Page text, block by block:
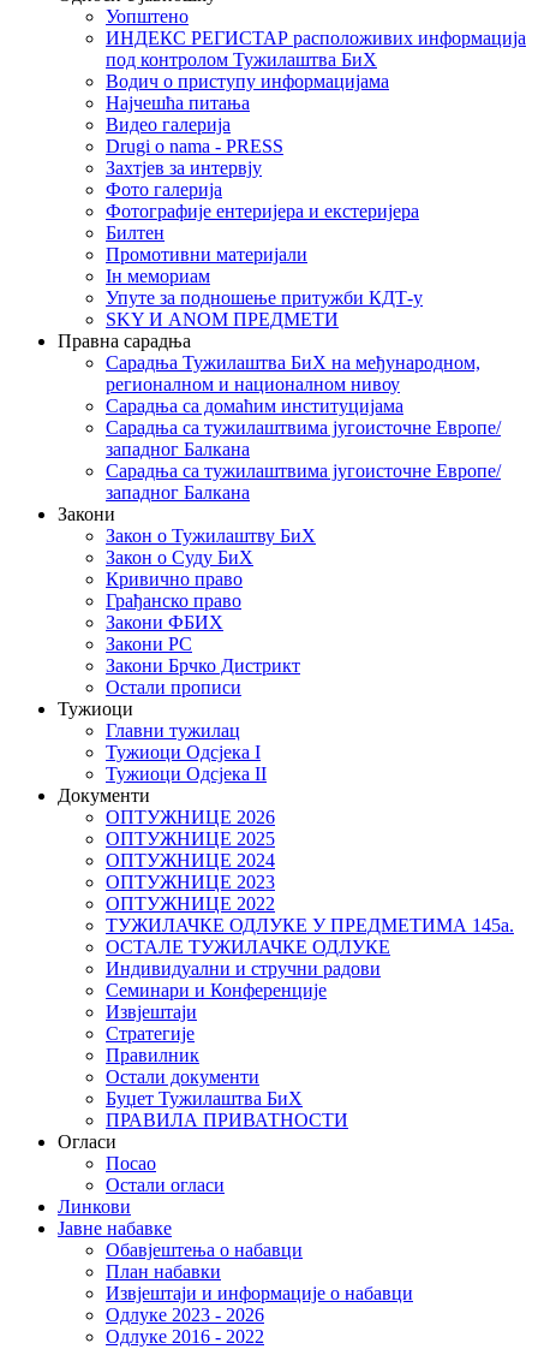
Уопштено
ИНДЕКС РЕГИСТАР расположивих информација
под контролом Тужилаштва БиХ
Водич о приступу информацијама
Најчешћа питања
Видео галерија
Drugi o nama - PRESS
Захтјев за интервју
Фото галерија
Фотографије ентеријера и екстеријера
Билтен
Промотивни материјали
Iн мемориам
Упуте за подношење притужби КДТ-у
SKY И ANOM ПРЕДМЕТИ
Правна сарадња
Сарадња Тужилаштва БиХ на међународном,
регионалном и националном нивоу
Сарадња са домаћим институцијама
Сарадња са тужилаштвима југоисточне Европе/
западног Балкана
Сарадња са тужилаштвима југоисточне Европе/
западног Балкана
Закони
Закон о Тужилаштву БиХ
Закон о Суду БиХ
Кривично право
Грађанско право
Закони ФБИХ
Закони РС
Закони Брчко Дистрикт
Остали прописи
Тужиоци
Главни тужилац
Тужиоци Oдсјекa I
Тужиоци Oдсјекa II
Документи
ОПТУЖНИЦЕ 2026
ОПТУЖНИЦЕ 2025
ОПТУЖНИЦЕ 2024
ОПТУЖНИЦЕ 2023
ОПТУЖНИЦЕ 2022
ТУЖИЛАЧКЕ ОДЛУКЕ У ПРЕДМЕТИМА 145а.
ОСТАЛЕ ТУЖИЛАЧКЕ ОДЛУКЕ
Индивидуални и стручни радови
Семинари и Конференције
Извјештаји
Стратегије
Правилник
Остали документи
Буџет Тужилаштва БиХ
ПРАВИЛА ПРИВАТНОСТИ
Огласи
Посао
Остали огласи
Линкови
Јавне набавке
Обавјештења о набавци
План набавки
Извјештаји и информације о набавци
Одлуке 2023 - 2026
Одлуке 2016 - 2022